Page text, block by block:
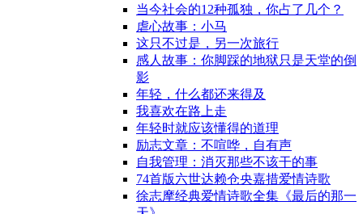
当今社会的12种孤独，你占了几个？
虐心故事：小马
这只不过是，另一次旅行
感人故事：你脚踩的地狱只是天堂的倒
影
年轻，什么都还来得及
我喜欢在路上走
年轻时就应该懂得的道理
励志文章：不喧哗，自有声
自我管理：消灭那些不该干的事
74首版六世达赖仓央嘉措爱情诗歌
徐志摩经典爱情诗歌全集《最后的那一